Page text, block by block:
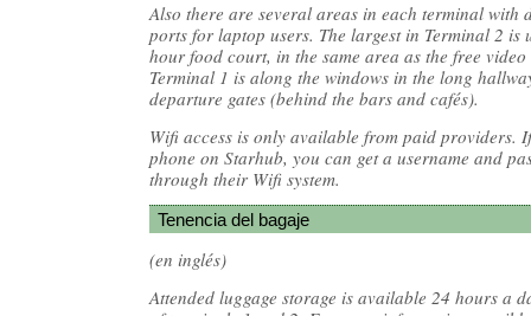
Also there are several areas in each terminal with
ports for laptop users. The largest in Terminal 2 is
hour food court, in the same area as the free video
Terminal 1 is along the windows in the long
departure gates (behind the bars and cafés).
Wifi access is only available from paid providers.
phone on Starhub, you can get a username and
through their Wifi system.
Tenencia del bagaje
(en inglés)
Attended luggage storage is available 24 hours a